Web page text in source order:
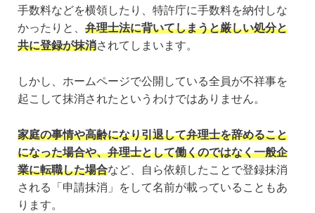
手数料などを横領したり、特許庁に手数料を納付しな
かったりと、 弁理士法に背いてしまうと厳しい処分と
共に登録が抹消されてしまいます。
しかし、ホームページで公開している全員が不祥事を
起こして抹消されたというわけではありません。
家庭の事情や高齢になり引退して弁理士を辞めること
になった場合や、弁理士として働くのではなく一般企
業に転職した場合など、自ら依頼したことで登録抹消
される「申請抹消」をして名前が載っていることもあ
ります。